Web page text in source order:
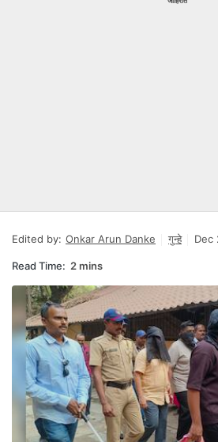
Edited by: Onkar Arun Danke गुन्हे Dec
Read Time: 2 mins